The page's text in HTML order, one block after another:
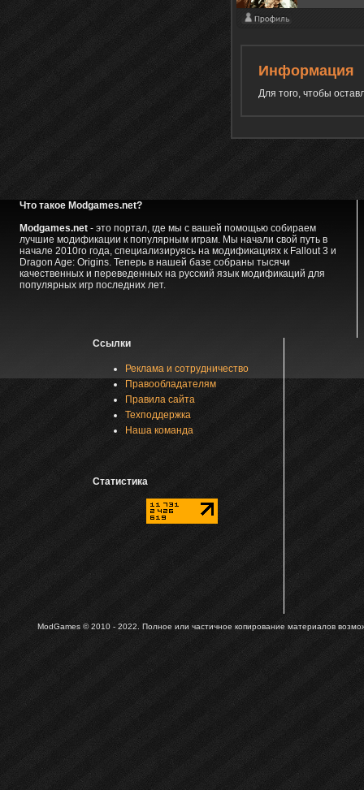
Информация
Для того, чтобы
Что такое Modgames.net?
Modgames.net- это портал, где мы с вашей помощью собираем
лучшие модификации к популярным играм. Мы начали свой путь в
начале 2010го года, специализируясь на модификациях к Fallout 3 и
Dragon Age: Origins. Теперь в нашей базе собраны тысячи
качественных и переведенных на русский язык модификаций для
популярных игр последних лет.
Ссылки
Реклама и сотрудничество
Правообладателям
Правила сайта
Техподдержка
Наша команда
Статистика
ModGames © 2010 - 2022. Полное или частичное копирование материалов